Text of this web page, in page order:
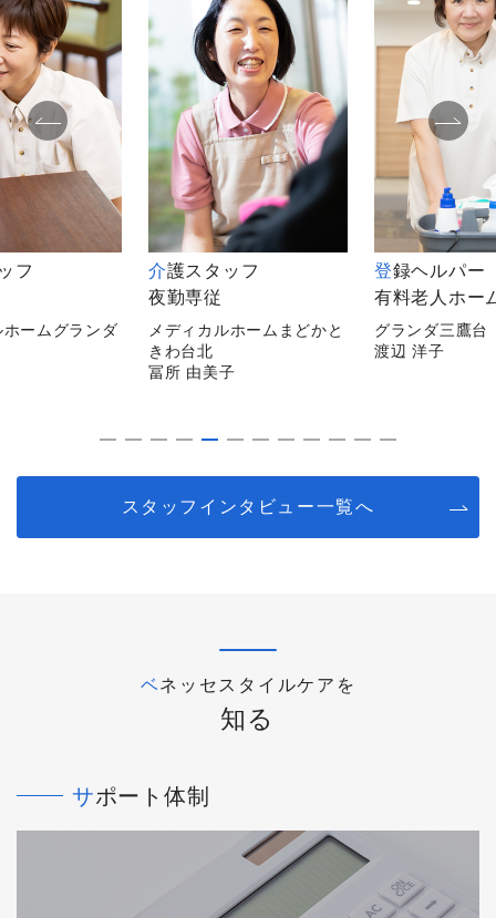
フ
ームグランダ
介護スタッフ
夜勤専従
メディカルホームまどかと
きわ台北
冨所 由美子
登録ヘルパー（住宅型
有料老人ホー
グランダ三鷹台
渡辺 洋子
スタッフインタビュー一覧へ
ベネッセスタイルケアを
知る
サポート体制